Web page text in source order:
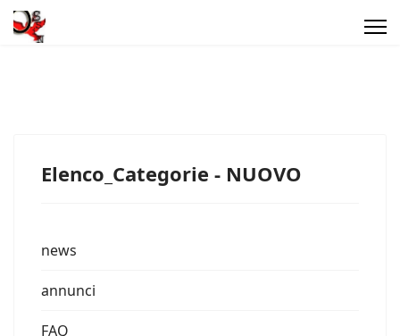
Elenco_Categorie - NUOVO
news
annunci
FAQ